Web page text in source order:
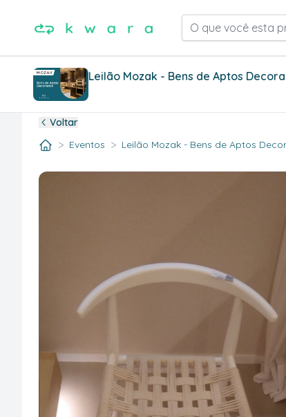
O que você esta
Leilão Mozak - Bens de Aptos
Voltar
> Eventos > Leilão Mozak - Bens de Aptos